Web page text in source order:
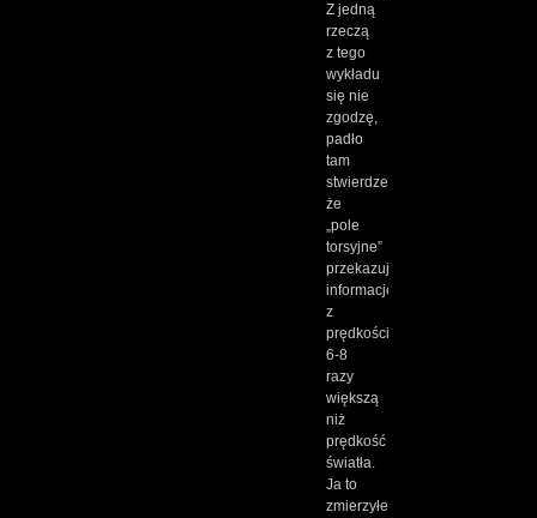
Z jedną
rzeczą
z tego
wykładu
się nie
zgodzę,
padło
tam
stwierdzenie,
że
„pole
torsyjne”
przekazuje
informacje
z
prędkością
6-8
razy
większą
niż
prędkość
światła.
Ja to
zmierzyłem